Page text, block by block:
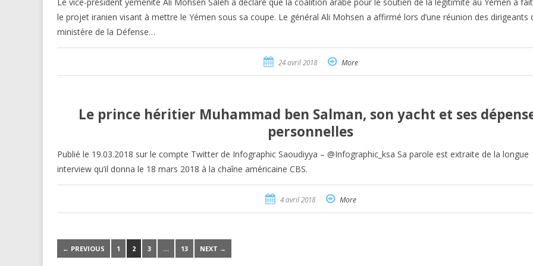
le projet iranien visant à mettre le Yémen sous sa coupe. Le général Ali Mohsen a affirmé lors d’une réunion des dirigeants
ministère de la Défense…
24 avril 2018 More
Le prince héritier Muhammad ben Salman, son yacht et ses
personnelles
Publié le 19.03.2018 sur le compte Twitter de Infographic Saoudiyya – @Infographic_ksa Sa parole est extraite de la longue
interview qu’il donna le 18 mars 2018 à la chaîne américaine CBS.
4 avril 2018 More
← PREVIOUS 1 2 3 … 13 NEXT →